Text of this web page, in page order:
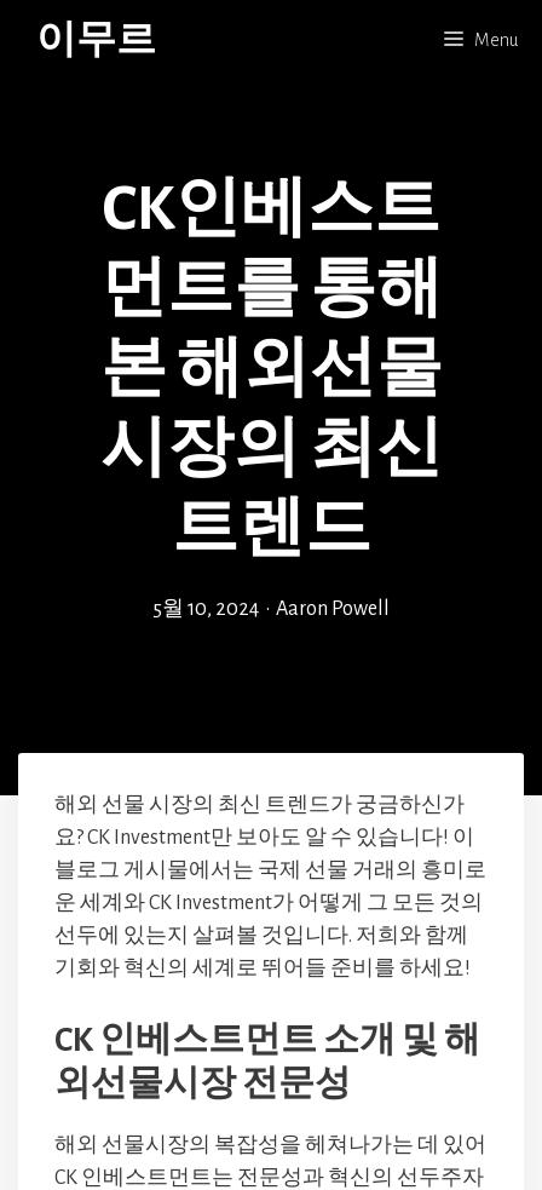
이무르 Menu
CK인베스트
먼트를 통해
본 해외선물
시장의 최신
트렌드
5월 10, 2024 • Aaron Powell
해외 선물 시장의 최신 트렌드가 궁금하신가
요? CK Investment만 보아도 알 수 있습니다! 이
블로그 게시물에서는 국제 선물 거래의 흥미로
운 세계와 CK Investment가 어떻게 그 모든 것의
선두에 있는지 살펴볼 것입니다. 저희와 함께
기회와 혁신의 세계로 뛰어들 준비를 하세요!
CK 인베스트먼트 소개 및 해
외선물시장 전문성
해외 선물시장의 복잡성을 헤쳐나가는 데 있어
CK 인베스트먼트는 전문성과 혁신의 선두주자